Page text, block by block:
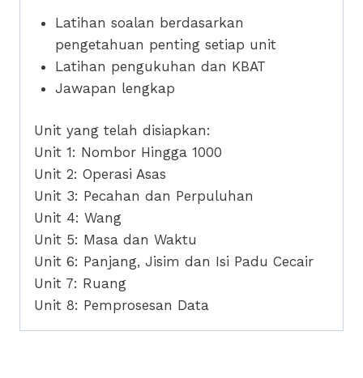
Latihan soalan berdasarkan
pengetahuan penting setiap unit
Latihan pengukuhan dan KBAT
Jawapan lengkap
Unit yang telah disiapkan:
Unit 1: Nombor Hingga 1000
Unit 2: Operasi Asas
Unit 3: Pecahan dan Perpuluhan
Unit 4: Wang
Unit 5: Masa dan Waktu
Unit 6: Panjang, Jisim dan Isi Padu Cecair
Unit 7: Ruang
Unit 8: Pemprosesan Data